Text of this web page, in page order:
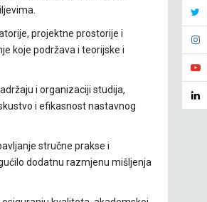
projektne prostorije i
koje podržava i teorijske i
i organizaciji studija,
i efikasnost nastavnog
stručne prakse i
dodatnu razmjenu mišljenja